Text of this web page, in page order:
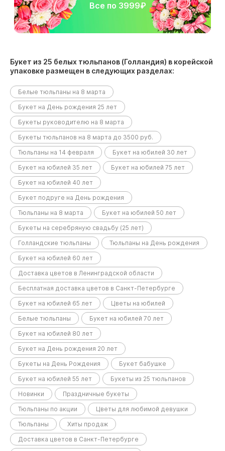
Все по 3999₽
Букет из 25 белых тюльпанов (Голландия) в корейской
упаковке размещен в следующих разделах:
Белые тюльпаны на 8 марта
Букет на День рождения 25 лет
Букеты руководителю на 8 марта
Букеты тюльпанов на 8 марта до 3500 руб.
Тюльпаны на 14 февраля
Букет на юбилей 30 лет
Букет на юбилей 35 лет
Букет на юбилей 75 лет
Букет на юбилей 40 лет
Букет подруге на День рождения
Тюльпаны на 8 марта
Букет на юбилей 50 лет
Букеты на серебряную свадьбу (25 лет)
Голландские тюльпаны
Тюльпаны на День рождения
Букет на юбилей 60 лет
Доставка цветов в Ленинградской области
Бесплатная доставка цветов в Санкт-Петербурге
Букет на юбилей 65 лет
Цветы на юбилей
Белые тюльпаны
Букет на юбилей 70 лет
Букет на юбилей 80 лет
Букет на День рождения 20 лет
Букеты на День Рождения
Букет бабушке
Букет на юбилей 55 лет
Букеты из 25 тюльпанов
Новинки
Праздничные букеты
Тюльпаны по акции
Цветы для любимой девушки
Тюльпаны
Хиты продаж
Доставка цветов в Санкт-Петербурге